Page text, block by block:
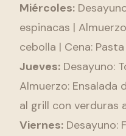
Miércoles:
espinacas |
cebolla | Cena:
Jueves: Desayuno:
Almuerzo: Ensalada
al grill con verduras
Viernes: Desayuno: